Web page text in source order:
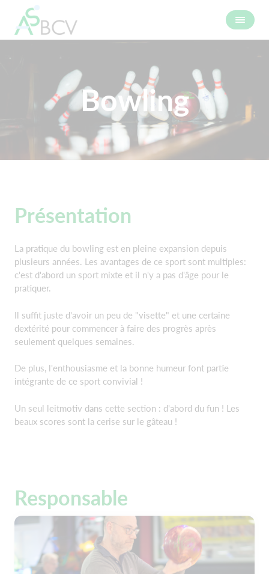
Bowling
Présentation
La pratique du bowling est en pleine expansion depuis
plusieurs années. Les avantages de ce sport sont multiples:
c'est d'abord un sport mixte et il n'y a pas d'âge pour le
pratiquer.
Il suffit juste d'avoir un peu de "visette" et une certaine
dextérité pour commencer à faire des progrès après
seulement quelques semaines.
De plus, l'enthousiasme et la bonne humeur font partie
intégrante de ce sport convivial !
Un seul leitmotiv dans cette section : d'abord du fun ! Les
beaux scores sont la cerise sur le gâteau !
Responsable